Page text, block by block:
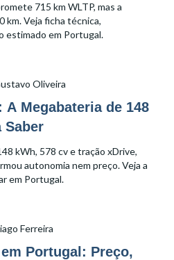
715 km WLTP, mas a
km. Veja ficha técnica,
estimado em Portugal.
Oliveira
Megabateria de 148
Saber
kWh, 578 cv e tração xDrive,
autonomia nem preço. Veja a
em Portugal.
Ferreira
Portugal: Preço,